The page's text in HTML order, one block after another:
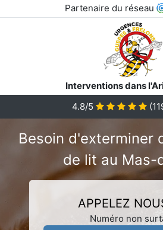
Partenaire du réseau
Interventions dans
4.8/5 (
Besoin d'exterminer
de lit au Mas-
APPELEZ
Numéro non